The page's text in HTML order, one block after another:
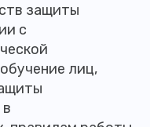
защиты
с
лиц,